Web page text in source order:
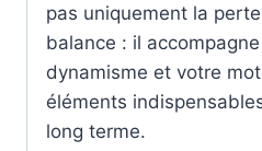
pas uniquement la
balance : il
dynamisme et votre
éléments
long terme.